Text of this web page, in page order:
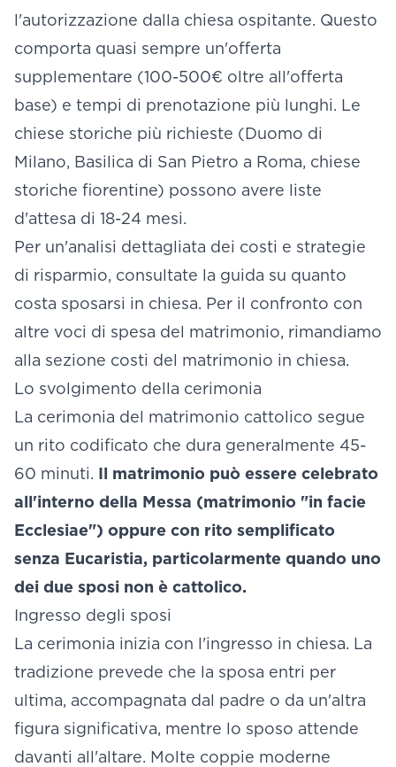
l'autorizzazione dalla chiesa ospitante. Questo
comporta quasi sempre un'offerta
supplementare (100-500€ oltre all'offerta
base) e tempi di prenotazione più lunghi. Le
chiese storiche più richieste (Duomo di
Milano, Basilica di San Pietro a Roma, chiese
storiche fiorentine) possono avere liste
d'attesa di 18-24 mesi.
Per un'analisi dettagliata dei costi e strategie
di risparmio, consultate la guida su quanto
costa sposarsi in chiesa. Per il confronto con
altre voci di spesa del matrimonio, rimandiamo
alla sezione costi del matrimonio in chiesa.
Lo svolgimento della cerimonia
La cerimonia del matrimonio cattolico segue
un rito codificato che dura generalmente 45-
60 minuti. Il matrimonio può essere celebrato
all'interno della Messa (matrimonio "in facie
Ecclesiae") oppure con rito semplificato
senza Eucaristia, particolarmente quando uno
dei due sposi non è cattolico.
Ingresso degli sposi
La cerimonia inizia con l'ingresso in chiesa. La
tradizione prevede che la sposa entri per
ultima, accompagnata dal padre o da un'altra
figura significativa, mentre lo sposo attende
davanti all'altare. Molte coppie moderne